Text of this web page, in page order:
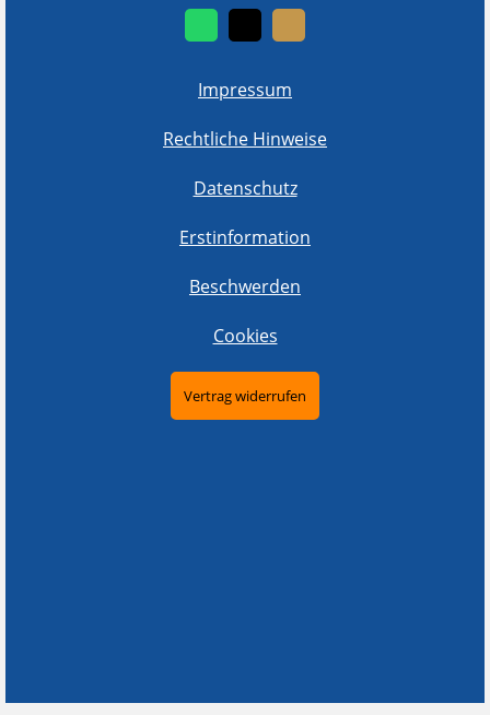
Impressum
Rechtliche Hinweise
Datenschutz
Erstinformation
Beschwerden
Cookies
Vertrag widerrufen